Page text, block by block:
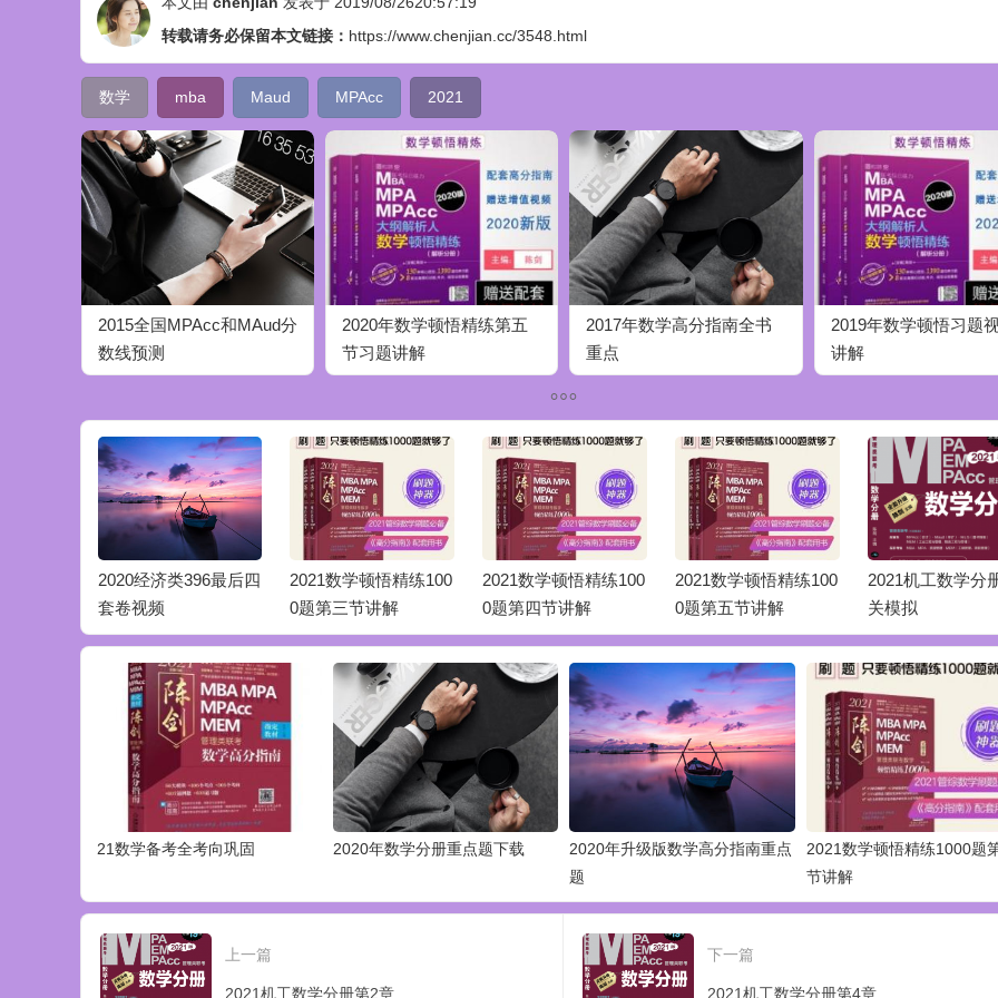
转载请务必保留本文链接： https://www.chenjian.cc/3548.html
数学 mba Maud MPAcc 2021
2015全国MPAcc和MAud分
数线预测
2020年数学顿悟精练第五
节习题讲解
2017年数学高分指南全书
重点
2019年数学顿悟习题
讲解
2020经济类396最后四
套卷视频
2021数学顿悟精练100
0题第三节讲解
2021数学顿悟精练100
0题第四节讲解
2021数学顿悟精练100
0题第五节讲解
2021机工数学分
关模拟
21数学备考全考向巩固 2020年数学分册重点题下载
2020年升级版数学高分指南重点
题
2021数学顿悟精练1000题
节讲解
上一篇
2021机工数学分册第2章
下一篇
2021机工数学分册第4章